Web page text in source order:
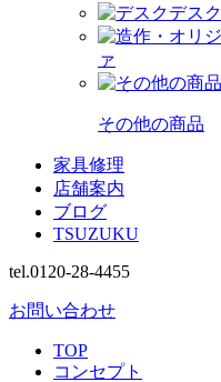
デスク
ァ
その他の商品
家具修理
店舗案内
ブログ
TSUZUKU
tel.0120-28-4455
お問い合わせ
TOP
コンセプト